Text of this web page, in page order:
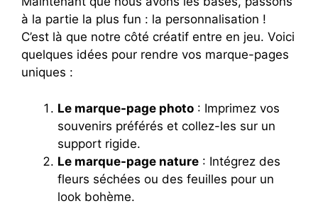
à la partie la plus fun : la personnalisation !
C’est là que notre côté créatif entre en jeu. Voici
quelques idées pour rendre vos marque-pages
uniques :
Le marque-page photo : Imprimez vos
souvenirs préférés et collez-les sur un
support rigide.
Le marque-page nature : Intégrez des
fleurs séchées ou des feuilles pour un
look bohème.